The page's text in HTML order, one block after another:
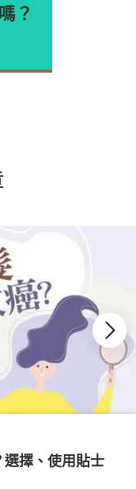
？
選擇、使用貼士